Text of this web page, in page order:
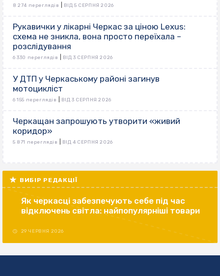
8 274 переглядів ВІД 5 СЕРПНЯ 2026
Рукавички у лікарні Черкас за ціною Lexus:
схема не зникла, вона просто переїхала –
розслідування
6 330 переглядів ВІД 3 СЕРПНЯ 2026
У ДТП у Черкаському районі загинув
мотоцикліст
6 155 переглядів ВІД 3 СЕРПНЯ 2026
Черкащан запрошують утворити «живий
коридор»
5 871 переглядів ВІД 4 СЕРПНЯ 2026
ВИБІР РЕДАКЦІЇ
Як черкасці забезпечують себе під час
відключень світла: найпопулярніші товари
29 ЧЕРВНЯ 2026